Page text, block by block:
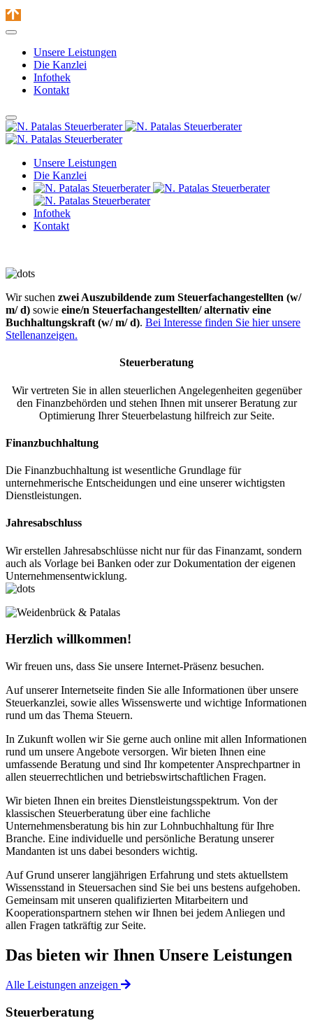
Unsere Leistungen
Die Kanzlei
Infothek
Kontakt
Unsere Leistungen
Die Kanzlei
Infothek
Kontakt
Wir suchen zwei Auszubildende zum Steuerfachangestellten (w/
m/ d) sowie eine/n Steuerfachangestellten/ alternativ eine
Buchhaltungskraft (w/ m/ d). Bei Interesse finden Sie hier unsere
Stellenanzeigen.
Steuerberatung
Wir vertreten Sie in allen steuerlichen Angelegenheiten gegenüber
den Finanzbehörden und stehen Ihnen mit unserer Beratung zur
Optimierung Ihrer Steuerbelastung hilfreich zur Seite.
Finanzbuchhaltung
Die Finanzbuchhaltung ist wesentliche Grundlage für
unternehmerische Entscheidungen und eine unserer wichtigsten
Dienstleistungen.
Jahresabschluss
Wir erstellen Jahresabschlüsse nicht nur für das Finanzamt, sondern
auch als Vorlage bei Banken oder zur Dokumentation der eigenen
Unternehmensentwicklung.
Herzlich willkommen!
Wir freuen uns, dass Sie unsere Internet-Präsenz besuchen.
Auf unserer Internetseite finden Sie alle Informationen über unsere
Steuerkanzlei, sowie alles Wissenswerte und wichtige Informationen
rund um das Thema Steuern.
In Zukunft wollen wir Sie gerne auch online mit allen Informationen
rund um unsere Angebote versorgen. Wir bieten Ihnen eine
umfassende Beratung und sind Ihr kompetenter Ansprechpartner in
allen steuerrechtlichen und betriebswirtschaftlichen Fragen.
Wir bieten Ihnen ein breites Dienstleistungsspektrum. Von der
klassischen Steuerberatung über eine fachliche
Unternehmensberatung bis hin zur Lohnbuchhaltung für Ihre
Branche. Eine individuelle und persönliche Beratung unserer
Mandanten ist uns dabei besonders wichtig.
Auf Grund unserer langjährigen Erfahrung und stets aktuellstem
Wissensstand in Steuersachen sind Sie bei uns bestens aufgehoben.
Gemeinsam mit unseren qualifizierten Mitarbeitern und
Kooperationspartnern stehen wir Ihnen bei jedem Anliegen und
allen Fragen tatkräftig zur Seite.
Das bieten wir Ihnen Unsere Leistungen
Alle Leistungen anzeigen
Steuerberatung